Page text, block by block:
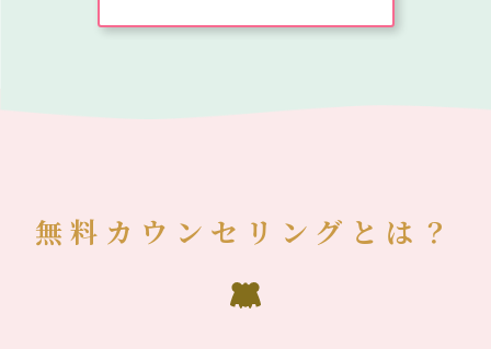
無料カウンセリングとは？